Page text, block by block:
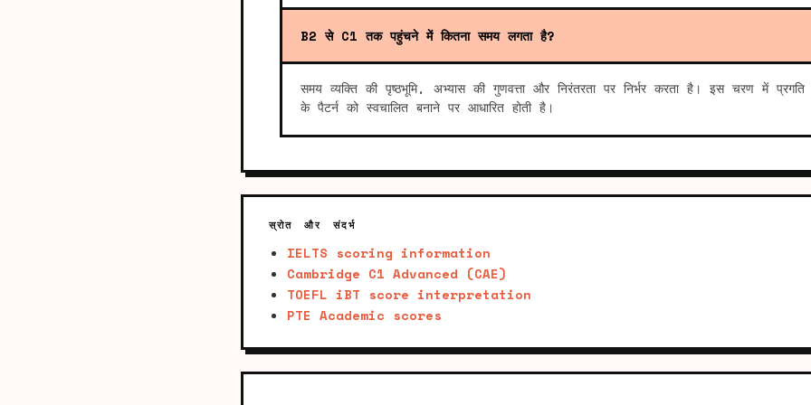
B2 से C1 तक पहुंचने में कितना समय लगता है?
समय व्यक्ति की पृष्ठभूमि, अभ्यास की गुणवत्ता और निरंतरता पर निर्भर करता है। इस चरण में
के पैटर्न को स्वचालित बनाने पर आधारित होती है।
स्रोत और संदर्भ
IELTS scoring information
Cambridge C1 Advanced (CAE)
TOEFL iBT score interpretation
PTE Academic scores